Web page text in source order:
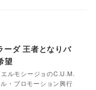
ーダ 王者となりバ
望
ルモシージョのC.U.M.
・プロモーション興行